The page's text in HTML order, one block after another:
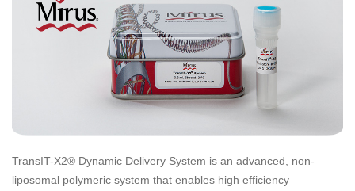
TransIT-X2® Dynamic Delivery System is an advanced, non-
liposomal polymeric system that enables high efficiency